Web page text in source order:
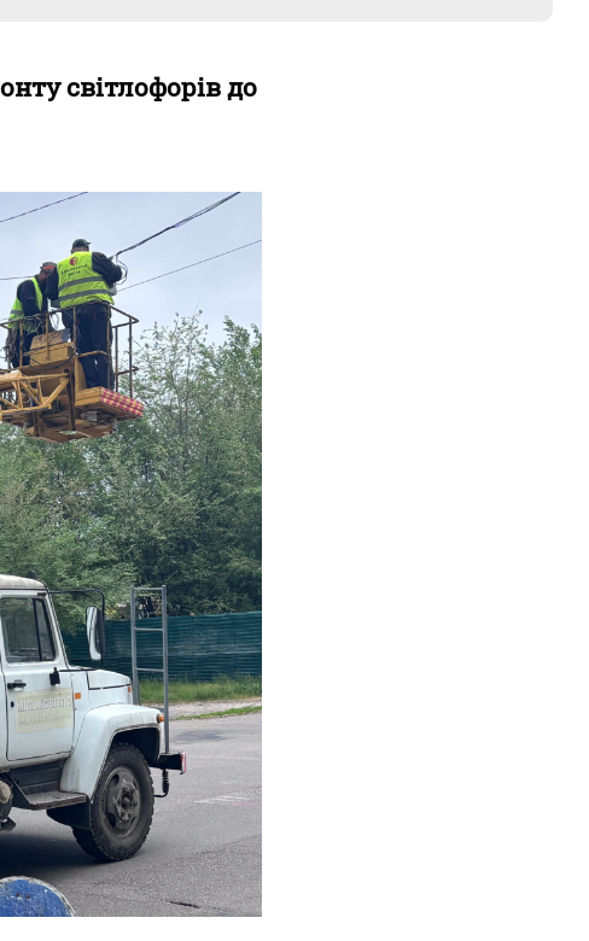
світлофорів до